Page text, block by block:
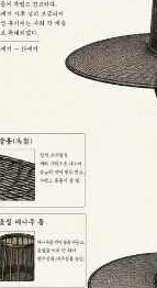
うな構図は禁止。 少し
む、髪を軽く押さえる
間”を切り取ったよう
周囲には、キャラクタ
ズアップパネルを配置
のように並べるのでは
図、ファンが作った愛
愛く、少し偏愛を感じ
パネル例： ・瞳のアッ
れ：シルエットを決め
分：微笑み、照れ、少
ント：リボン、袖、襟
の向き、視線、首の傾
象徴する要素 各パネル